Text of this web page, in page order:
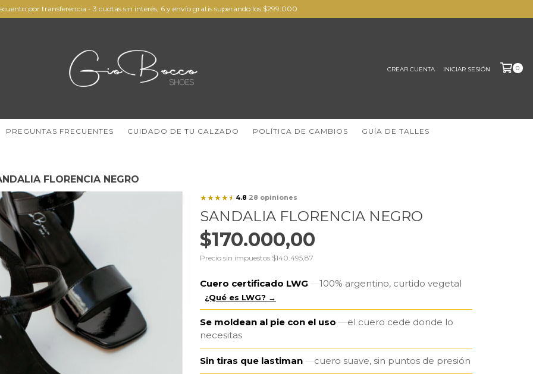
por transferencia - 3 cuotas sin interés, 6 y envío gratis superando los $299.000
CREAR CUENTA INICIAR SESIÓN 0
PREGUNTAS FRECUENTES CUIDADO DE TU CALZADO POLÍTICA DE CAMBIOS GUÍA DE TALLES
FLORENCIA NEGRO
★★★★☆ 4.8·28 opiniones
SANDALIA FLORENCIA NEGRO
$170.000,00
Precio sin impuestos $140.495,87
Cuero certificado LWG 100% argentino, curtido vegetal
¿Qué es LWG? →
Se moldean al pie con el uso
el cuero cede donde lo
necesitas
Sin tiras que lastiman cuero suave, sin puntos de presión